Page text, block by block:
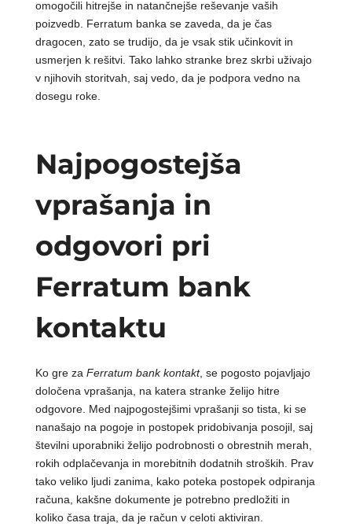
omogočili hitrejše in natančnejše reševanje vaših
poizvedb. Ferratum banka se zaveda, da je čas
dragocen, zato se trudijo, da je vsak stik učinkovit in
usmerjen k rešitvi. Tako lahko stranke brez skrbi uživajo
v njihovih storitvah, saj vedo, da je podpora vedno na
dosegu roke.
Najpogostejša
vprašanja in
odgovori pri
Ferratum bank
kontaktu
Ko gre za Ferratum bank kontakt, se pogosto pojavljajo
določena vprašanja, na katera stranke želijo hitre
odgovore. Med najpogostejšimi vprašanji so tista, ki se
nanašajo na pogoje in postopek pridobivanja posojil, saj
številni uporabniki želijo podrobnosti o obrestnih merah,
rokih odplačevanja in morebitnih dodatnih stroških. Prav
tako veliko ljudi zanima, kako poteka postopek odpiranja
računa, kakšne dokumente je potrebno predložiti in
koliko časa traja, da je račun v celoti aktiviran.